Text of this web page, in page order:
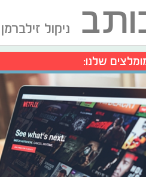
ניקול זילברמן
שלנו: